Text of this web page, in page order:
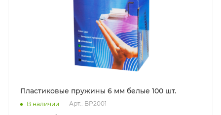
Пластиковые пружины 6 мм белые 100 шт.
В наличии Арт.: BP2001